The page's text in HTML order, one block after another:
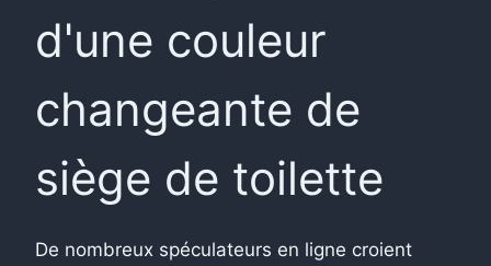
d'une couleur
changeante de
siège de toilette
De nombreux spéculateurs en ligne croient